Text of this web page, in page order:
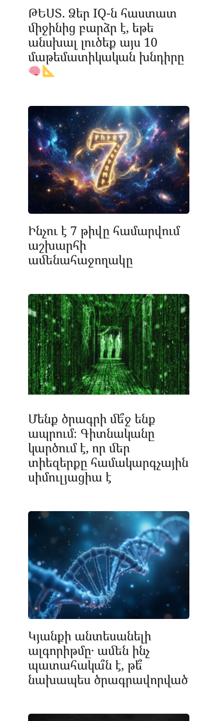
ԹԵՍՏ. Ձեր IQ-ն հաստատ
միջինից բարձր է, եթե
անսխալ լուծեք այս 10
մաթեմատիկական խնդիրը
Ինչու է 7 թիվը համարվում
աշխարհի
ամենահաջողակը
Մենք ծրագրի մե՞ջ ենք
ապրում։ Գիտնականը
կարծում է, որ մեր
տիեզերքը համակարգչային
սիմուլյացիա է
Կյանքի անտեսանելի
ալգորիթմը․ ամեն ինչ
պատահակա՞ն է, թե՞
նախապես ծրագրավորված